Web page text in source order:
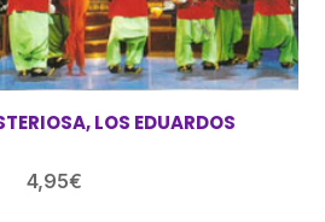
LOS EDUARDOS
4,95€